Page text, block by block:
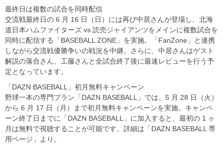
最終日は複数の試合を同時配信
交流戦最終日の 6 月 16 日（日）には再び中居さんが登場し、北海
道日本ハムファイターズ vs 読売ジャイアンツをメインに複数試合を
同時に配信する「BASEBALL ZONE」を実施。「FanZone」と連携
しながら交流戦優勝争いの戦況を中継。さらに、中居さんはゲスト
解説の落合さん、工藤さんと全試合終了後に最速レビューを行う予
定となっています。
「DAZN BASEBALL」初月無料キャンペーン
野球一本の専門プラン「DAZN BASEBALL」では、5 月 28 日（火）
から 6 月 17 日（月）まで初月無料キャンペーンを実施。キャンペ
ーン終了日までに「DAZN BASEBALL」に加入すると、最初の 1 ヶ
月は無料で視聴することが可能です。詳細は「DAZN BASEBALL 専
用ページ」より。